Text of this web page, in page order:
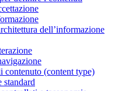
dell’informazione
contenuto (content type)
standard